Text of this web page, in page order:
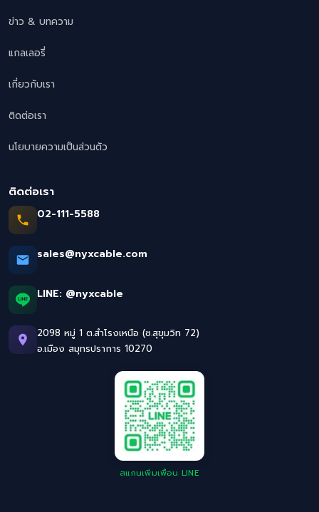
ข่าว & บทความ
แกลเลอรี่
เกี่ยวกับเรา
ติดต่อเรา
นโยบายความเป็นส่วนตัว
ติดต่อเรา
02-111-5588
sales@nyxcable.com
LINE: @nyxcable
2098 หมู่ 1 ต.สำโรงเหนือ (ซ.สุขุมวิท 72)
อ.เมือง สมุทรปราการ 10270
สแกนเพิ่มเพื่อน LINE